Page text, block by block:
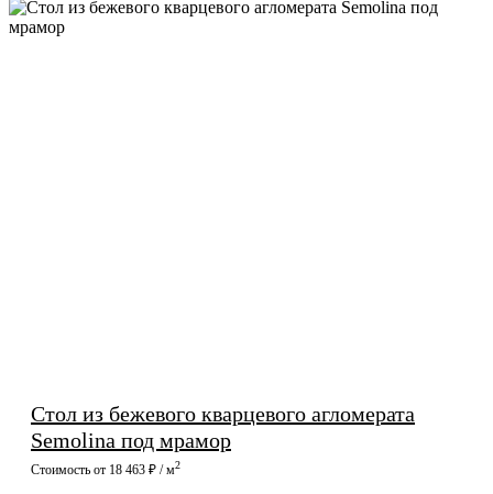
Стол из бежевого кварцевого агломерата
Semolina под мрамор
Стоимость от 18 463 ₽ / м2